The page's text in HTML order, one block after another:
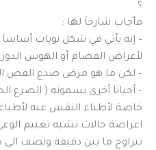
؟
فأجاب شارحاَ لها :
– إنه يأتي في شكل نوبات
لأعراض الفصام أو الهوس
– لكن ما هو مرض صدع الفص
– أحياناَ أخرى يسمونه ( الصرع
خاصة لأطباء النفس عنه
اعراضة حالات تشبه تغييم
تتراوح ما بين دقيقة ونصف